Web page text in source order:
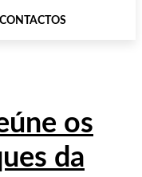
CONTACTOS
os
da